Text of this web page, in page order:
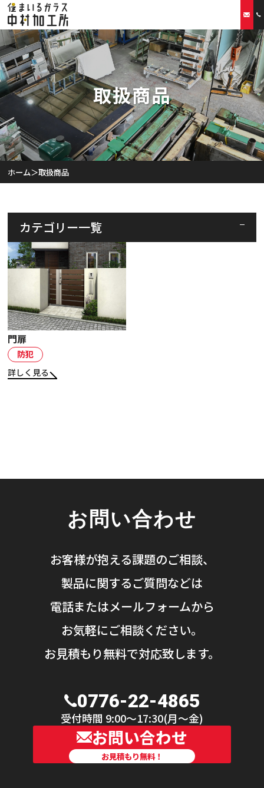
ホーム
当社の特徴
取扱商品
リフォームプラン
ご利用案内
スタッフ紹介
会社概要
お知らせ・社内報
採用情報
取扱商品
ホーム＞取扱商品
カテゴリー一覧
門扉
防犯
詳しく見る
お問い合わせ
お客様が抱える課題のご相談、
製品に関するご質問などは
電話またはメールフォームから
お気軽にご相談ください。
お見積もり無料で対応致します。
0776-22-4865
受付時間 9:00〜17:30(月〜金)
お問い合わせ
お見積もり無料！